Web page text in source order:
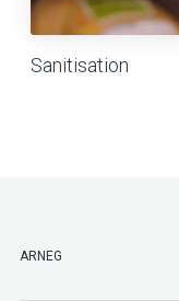
Sanitisation
ARNEG